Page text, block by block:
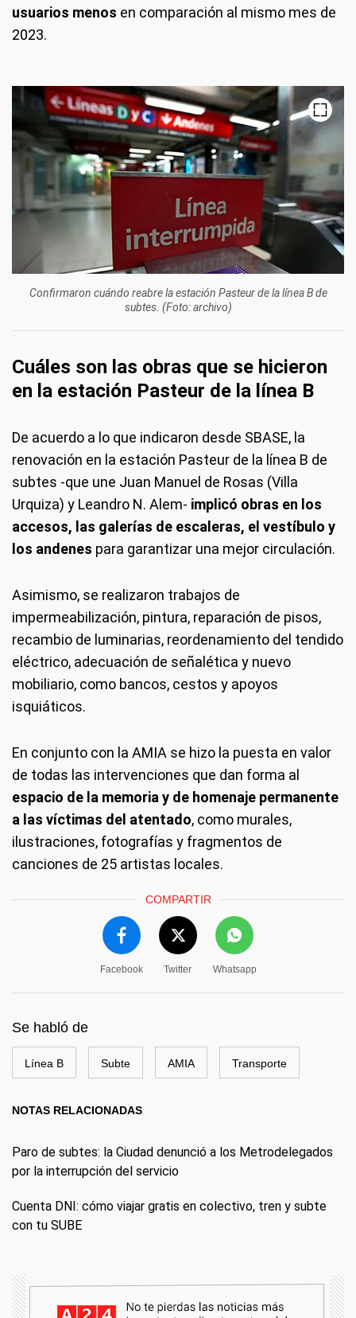
usuarios menos en comparación al mismo mes de
2023.
Confirmaron cuándo reabre la estación Pasteur de la línea B de
subtes. (Foto: archivo)
Cuáles son las obras que se hicieron
en la estación Pasteur de la línea B
De acuerdo a lo que indicaron desde SBASE, la
renovación en la estación Pasteur de la línea B de
subtes -que une Juan Manuel de Rosas (Villa
Urquiza) y Leandro N. Alem- implicó obras en los
accesos, las galerías de escaleras, el vestíbulo y
los andenes para garantizar una mejor circulación.
Asimismo, se realizaron trabajos de
impermeabilización, pintura, reparación de pisos,
recambio de luminarias, reordenamiento del tendido
eléctrico, adecuación de señalética y nuevo
mobiliario, como bancos, cestos y apoyos
isquiáticos.
En conjunto con la AMIA se hizo la puesta en valor
de todas las intervenciones que dan forma al
espacio de la memoria y de homenaje permanente
a las víctimas del atentado, como murales,
ilustraciones, fotografías y fragmentos de
canciones de 25 artistas locales.
COMPARTIR
Facebook Twitter Whatsapp
Se habló de
Línea B Subte AMIA Transporte
NOTAS RELACIONADAS
Paro de subtes: la Ciudad denunció a los Metrodelegados
por la interrupción del servicio
Cuenta DNI: cómo viajar gratis en colectivo, tren y subte
con tu SUBE